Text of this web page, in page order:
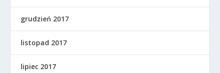
grudzień 2017
listopad 2017
lipiec 2017